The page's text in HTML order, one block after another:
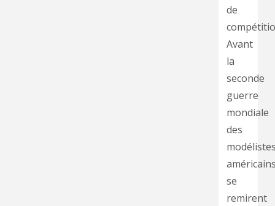
de
Avant
la
seconde
guerre
mondiale
des
se
remirent